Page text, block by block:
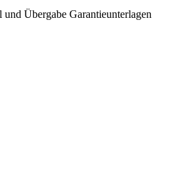
Übergabe Garantieunterlagen